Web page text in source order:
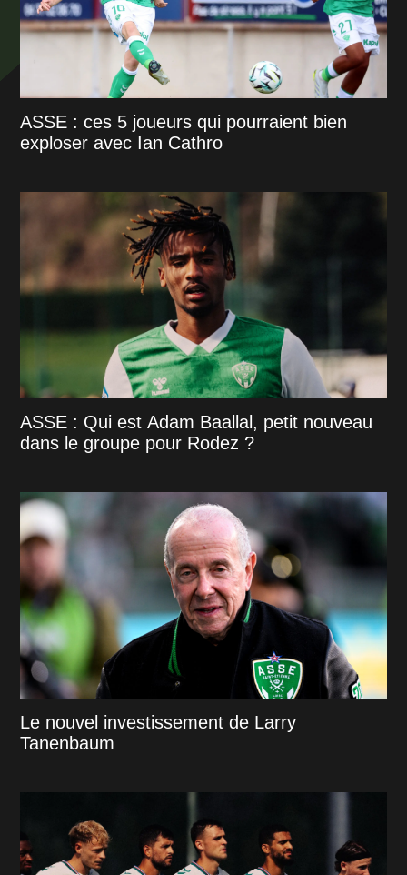
ASSE : ces 5 joueurs qui pourraient bien
exploser avec Ian Cathro
ASSE : Qui est Adam Baallal, petit nouveau
dans le groupe pour Rodez ?
Le nouvel investissement de Larry
Tanenbaum